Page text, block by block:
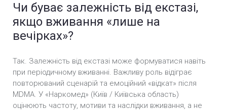
Чи буває залежність від екстазі,
якщо вживання «лише на
вечірках»?
Так. Залежність від екстазі може формуватися навіть
при періодичному вживанні. Важливу роль відіграє
повторюваний сценарій та емоційний «відкат» після
MDMA. У «Наркомед» (Київ / Київська область)
оцінюють частоту, мотиви та наслідки вживання, а не